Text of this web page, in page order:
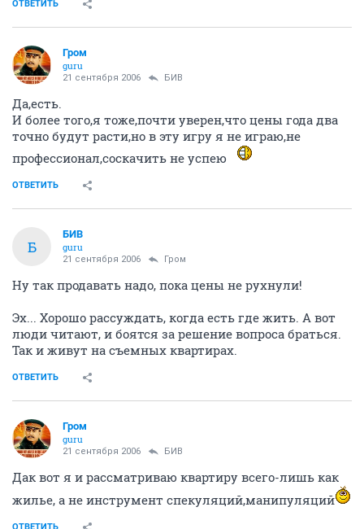
ОТВЕТИТЬ
Гром
guru
21 сентября 2006 БИВ
Да,есть.
И более того,я тоже,почти уверен,что цены года два
точно будут расти,но в эту игру я не играю,не
профессионал,соскачить не успею
ОТВЕТИТЬ
Б
БИВ
guru
21 сентября 2006 Гром
Ну так продавать надо, пока цены не рухнули!
Эх... Хорошо рассуждать, когда есть где жить. А вот
люди читают, и боятся за решение вопроса браться.
Так и живут на съемных квартирах.
ОТВЕТИТЬ
Гром
guru
21 сентября 2006 БИВ
Дак вот я и рассматриваю квартиру всего-лишь как
жилье, а не инструмент спекуляций,манипуляций